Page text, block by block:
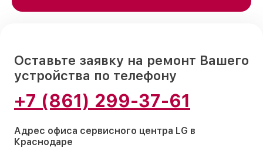
Оставьте заявку на ремонт Вашего
устройства по телефону
+7 (861) 299-37-61
Адрес офиса сервисного центра LG в
Краснодаре